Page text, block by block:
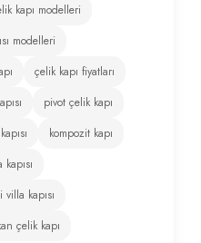
kapı modelleri
modelleri
çelik kapı fiyatları
pivot çelik kapı
kompozit kapı
kapısı
çelik kapı